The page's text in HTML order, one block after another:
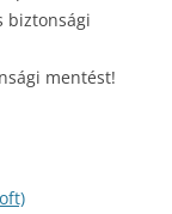
biztonsági
mentést!